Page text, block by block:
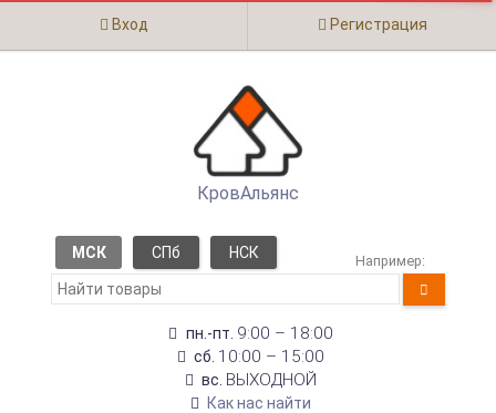
Вход Регистрация
КровАльянс
МСК СПб НСК Например:
пн.-пт. 9:00 – 18:00
сб. 10:00 – 15:00
вс. ВЫХОДНОЙ
Как нас найти